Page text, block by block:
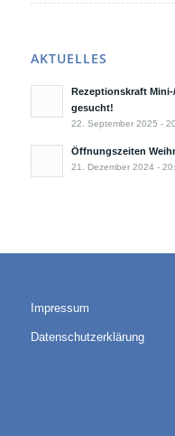
AKTUELLES
Rezeptionskraft
gesucht!
22. September 2025 -
Öffnungszeiten
21. Dezember 2024 -
Impressum
Datenschutzerklärung